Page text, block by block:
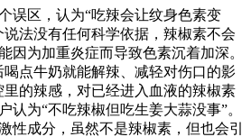
误区，认为“吃辣会让纹身色素变
法没有任何科学依据，辣椒素不会
因为加重炎症而导致色素沉着加深。
喝点牛奶就能解辣、减轻对伤口的影
里的辣感，对已经进入血液的辣椒素
认为“不吃辣椒但吃生姜大蒜没事”。
性成分，虽然不是辣椒素，但也会引